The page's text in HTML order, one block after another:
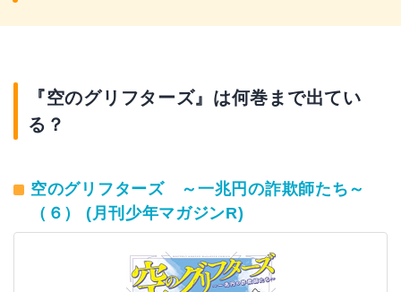
『空のグリフターズ』は何巻まで出てい
る？
空のグリフターズ ～一兆円の詐欺師たち～
（６） (月刊少年マガジンR)